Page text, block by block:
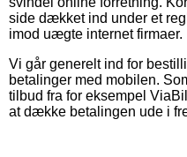
side dækket ind under et
imod uægte internet firmaer.
Vi går generelt ind for
betalinger med mobilen.
tilbud fra for eksempel
at dække betalingen ude i